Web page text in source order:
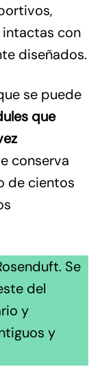
intactas con
diseñados.
se puede
que
conserva
de cientos
Se
del
y
y